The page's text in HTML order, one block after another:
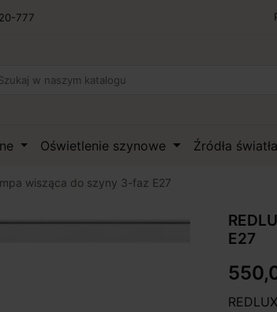
777
Oświetlenie szynowe Źródła
wisząca do szyny 3-faz E27
E27